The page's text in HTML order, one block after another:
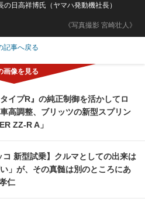
《写真撮影 宮崎壮人》
日高祥博氏（ヤマハ発動機社長）
記事へ戻る
タイプR』の純正制御を活かしてロ
高調整、ブリッツの新型スプリン
ZZ-R A」
コ 新型試乗】クルマとしての出来は
い」が、その真髄は別のところにあ
仁